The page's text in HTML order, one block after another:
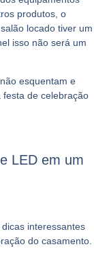
produtos, o
locado tiver um
isso não será um
esquentam e
de celebração
LED em um
interessantes
do casamento.